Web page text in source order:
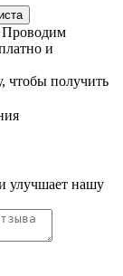
Проводим
и
чтобы получить
улучшает нашу